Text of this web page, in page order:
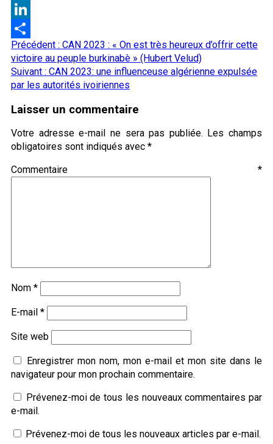
Threads
LinkedIn
Partager
Navigation
d’article
Précédent : CAN 2023 : « On est très heureux d’offrir cette
victoire au peuple burkinabè » (Hubert Velud)
Suivant : CAN 2023: une influenceuse algérienne expulsée
par les autorités ivoiriennes
Laisser un commentaire
Votre adresse e-mail ne sera pas publiée. Les champs
obligatoires sont indiqués avec *
Commentaire *
Nom *
E-mail *
Site web
Enregistrer mon nom, mon e-mail et mon site dans le
navigateur pour mon prochain commentaire.
Prévenez-moi de tous les nouveaux commentaires par
e-mail.
Prévenez-moi de tous les nouveaux articles par e-mail.